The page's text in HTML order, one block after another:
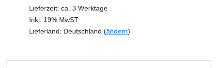
Lieferzeit: ca. 3 Werktage
Inkl. 19% MwST
Lieferland: Deutschland (ändern)